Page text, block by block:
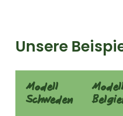
​Unsere
Modell
Schweden